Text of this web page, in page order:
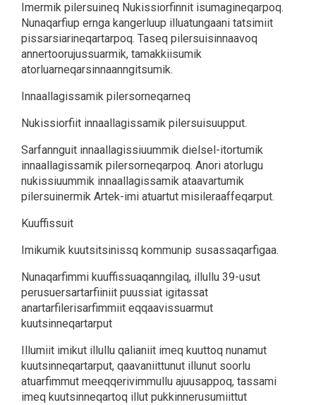
Imermik pilersuineq Nukissiorfinnit isumagineqarpoq.
Nunaqarfiup ernga kangerluup illuatungaani tatsimiit
pissarsiarineqartarpoq. Taseq pilersuisinnaavoq
annertoorujussuarmik, tamakkiisumik
atorluarneqarsinnaanngitsumik.
Innaallagissamik pilersorneqarneq
Nukissiorfiit innaallagissamik pilersuisuupput.
Sarfannguit innaallagissiuummik dielsel-itortumik
innaallagissamik pilersorneqarpoq. Anori atorlugu
nukissiuummik innaallagissamik ataavartumik
pilersuinermik Artek-imi atuartut misileraaffeqarput.
Kuuffissuit
Imikumik kuutsitsinissq kommunip susassaqarfigaa.
Nunaqarfimmi kuuffissuaqanngilaq, illullu 39-usut
perusuersartarfiiniit puussiat igitassat
anartarfilerisarfimmiit eqqaavissuarmut
kuutsinneqartarput
Illumiit imikut illullu qalianiit imeq kuuttoq nunamut
kuutsinneqartarput, qaavaniittunut illunut soorlu
atuarfimmut meeqqerivimmullu ajuusappoq, tassami
imeq kuutsinneqartoq illut pukkinnerusumiittut